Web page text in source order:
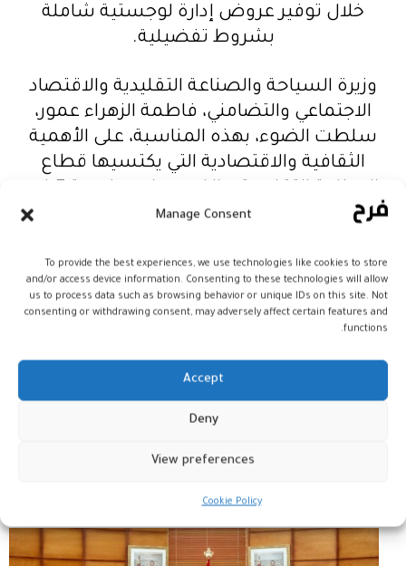
Manage Consent
To provide the best experiences, we use technologies like cookies to store
and/or access device information. Consenting to these technologies will allow
us to process data such as browsing behavior or unique IDs on this site. Not
consenting or withdrawing consent, may adversely affect certain features and
functions.
Accept
Deny
View preferences
Cookie Policy
خلال توفير عروض إدارة لوجستية شاملة
بشروط تفضيلية.
وزيرة السياحة والصناعة التقليدية والاقتصاد
الاجتماعي والتضامني، فاطمة الزهراء عمور،
سلطت الضوء، بهذه المناسبة، على الأهمية
الثقافية والاقتصادية التي يكتسيها قطاع
النشيطة).
وأشارت إلى أن صادرات الصناعة التقليدية
2022، وحافظت على هذه الوتيرة في 2023، بنمو
مؤكدة على تجديد التزام الوزارة بالعمل على
ذلك الترويج الدولي وتعزيز تنافسية فاعلي
الصناعة التقليدية.